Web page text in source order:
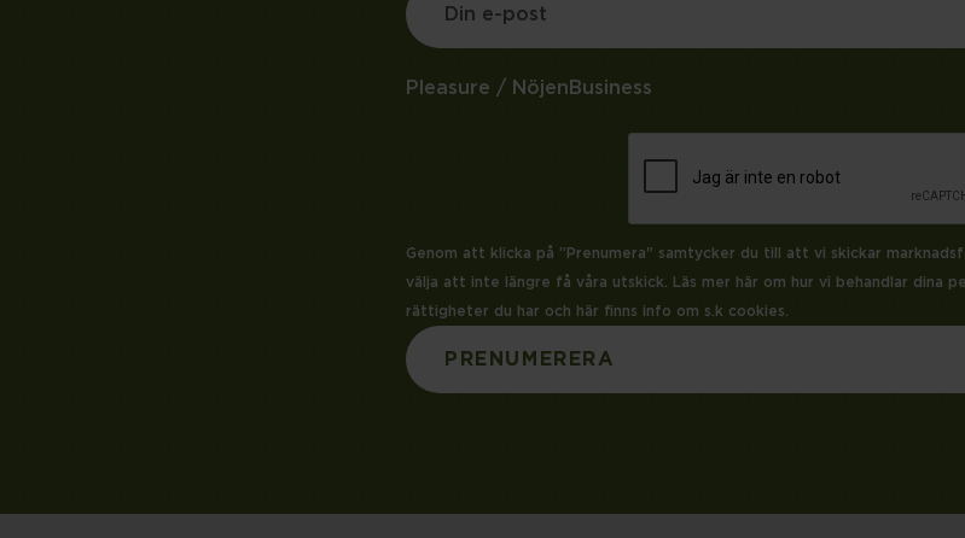
Pleasure / Nöjen Business
Genom att klicka på ”Prenumera" samtycker du till att vi skickar
välja att inte längre få våra utskick. Läs mer här om hur vi behandlar dina
rättigheter du har och här finns info om s.k cookies.